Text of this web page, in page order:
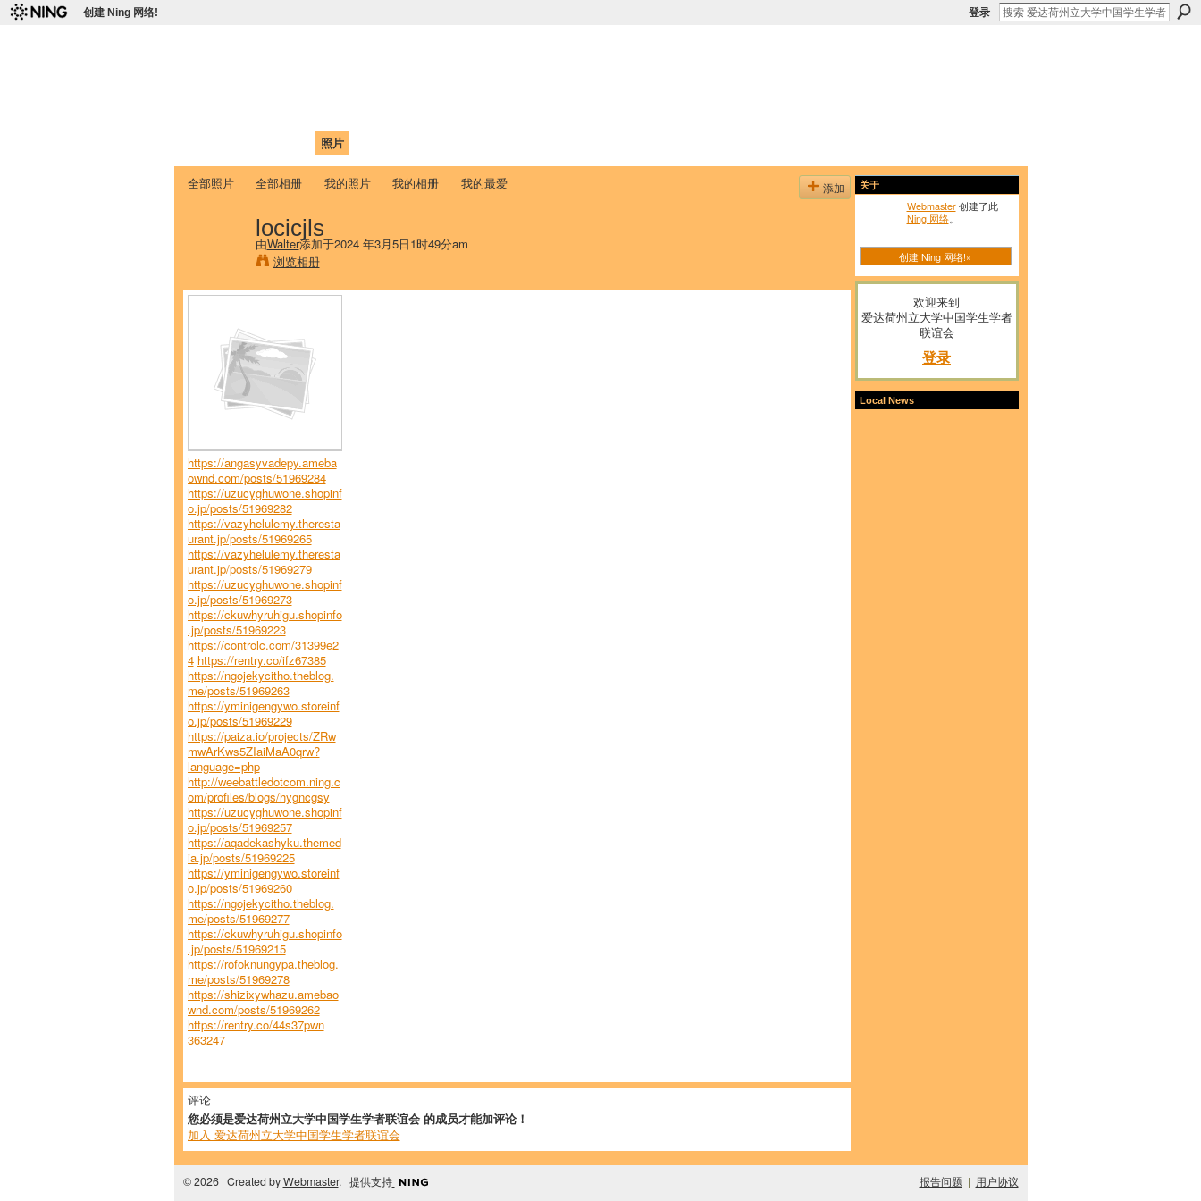
创建 Ning 网络! 登录
照片
全部照片 全部相册 我的照片 我的相册 我的最爱 添加
locicjls
由Walter添加于2024 年3月5日1时49分am
浏览相册
https://angasyvadepy.ameba
ownd.com/posts/51969284
https://uzucyghuwone.shopinf
o.jp/posts/51969282
https://vazyhelulemy.theresta
urant.jp/posts/51969265
https://vazyhelulemy.theresta
urant.jp/posts/51969279
https://uzucyghuwone.shopinf
o.jp/posts/51969273
https://ckuwhyruhigu.shopinfo
.jp/posts/51969223
https://controlc.com/31399e2
4 https://rentry.co/ifz67385
https://ngojekycitho.theblog.
me/posts/51969263
https://yminigengywo.storeinf
o.jp/posts/51969229
https://paiza.io/projects/ZRw
mwArKws5ZIaiMaA0qrw?
language=php
http://weebattledotcom.ning.c
om/profiles/blogs/hygncgsy
https://uzucyghuwone.shopinf
o.jp/posts/51969257
https://aqadekashyku.themed
ia.jp/posts/51969225
https://yminigengywo.storeinf
o.jp/posts/51969260
https://ngojekycitho.theblog.
me/posts/51969277
https://ckuwhyruhigu.shopinfo
.jp/posts/51969215
https://rofoknungypa.theblog.
me/posts/51969278
https://shizixywhazu.amebao
wnd.com/posts/51969262
https://rentry.co/44s37pwn
363247
评论
您必须是爱达荷州立大学中国学生学者联谊会 的成员才能加评论！
加入 爱达荷州立大学中国学生学者联谊会
关于
Webmaster创建了此
Ning 网络。
创建 Ning 网络!»
欢迎来到
爱达荷州立大学中国学生学者
联谊会
登录
Local News
© 2026 Created byWebmaster. 提供支持 报告问题 | 用户协议